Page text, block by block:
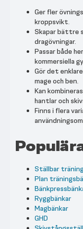
Ger fler
kroppsvikt.
Skapar bättre
dragövningar.
Passar både
kommersiella
Gör det
mage och ben.
Kan
hantlar och
Finns i flera
Ställbar
Plan
Ryggbänkar
Magbänkar
GHD